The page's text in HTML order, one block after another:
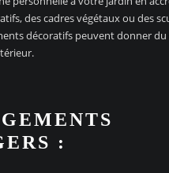
des cadres végétaux ou des
décoratifs peuvent donner du
: